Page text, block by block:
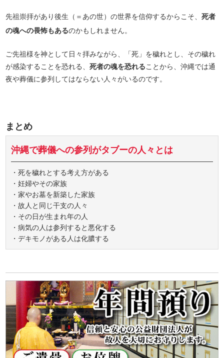
先祖崇拝があり後生（＝あの世）の世界を信仰するからこそ、死者
の魂への畏怖もあるのかもしれません。
ご先祖様を神として日々拝みながら、「死」を穢れとし、その穢れ
が感染することを恐れる、死者の魂を恐れることから、沖縄では通
夜や葬儀に参列してはならない人々がいるのです。
まとめ
沖縄で葬儀への参列がタブーの人々とは
・死を穢れとする考え方がある
・妊婦やその家族
・家やお墓を新築した家族
・故人と同じ干支の人々
・その日が生まれ年の人
・病気の人は参列すると悪化する
・デキモノがある人は化膿する